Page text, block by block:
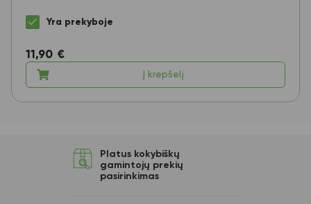
Yra prekyboje
11,90 €
Į krepšelį
Platus kokybiškų
gamintojų prekių
pasirinkimas